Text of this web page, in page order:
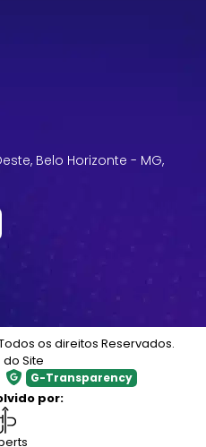
Belo Horizonte - MG,
os direitos Reservados.
Site
G-Transparency
por: